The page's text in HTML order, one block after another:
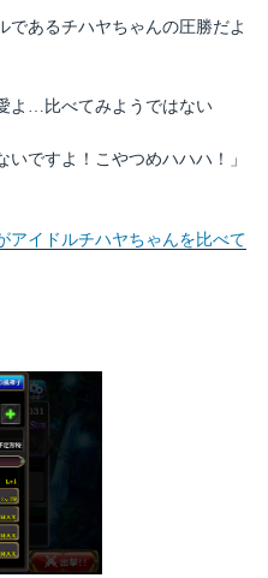
であるチハヤちゃんの圧勝だよ
よ…比べてみようではない
ですよ！こやつめハハハ！」
アイドルチハヤちゃんを比べて